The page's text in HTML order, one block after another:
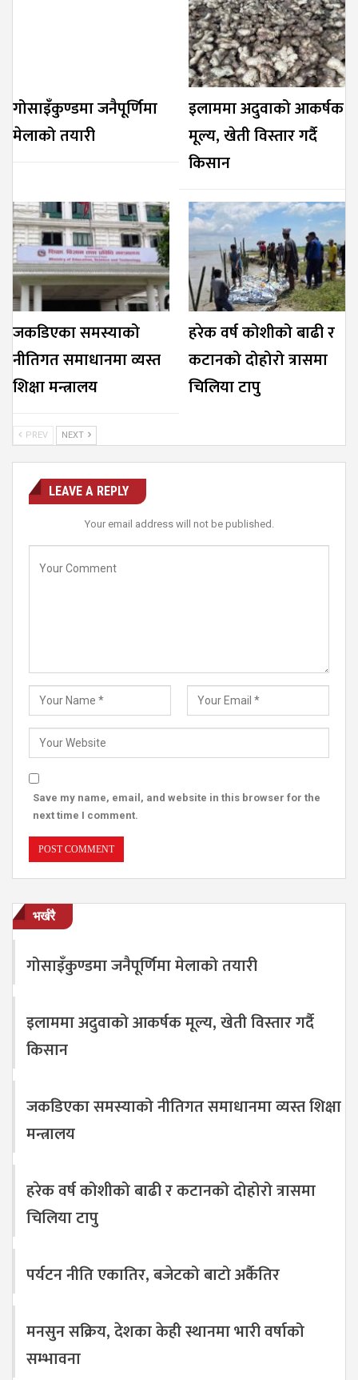
गोसाइँकुण्डमा जनैपूर्णिमा
मेलाको तयारी
इलाममा अदुवाको आकर्षक
मूल्य, खेती विस्तार गर्दै
किसान
जकडिएका समस्याको
नीतिगत समाधानमा व्यस्त
शिक्षा मन्त्रालय
हरेक वर्ष कोशीको बाढी र
कटानको दोहोरो त्रासमा
चिलिया टापु
PREV NEXT
LEAVE A REPLY
Your email address will not be published.
Save my name, email, and website in this browser for the
next time I comment.
भर्खरै
गोसाइँकुण्डमा जनैपूर्णिमा मेलाको तयारी
इलाममा अदुवाको आकर्षक मूल्य, खेती विस्तार गर्दै
किसान
जकडिएका समस्याको नीतिगत समाधानमा व्यस्त शिक्षा
मन्त्रालय
हरेक वर्ष कोशीको बाढी र कटानको दोहोरो त्रासमा
चिलिया टापु
पर्यटन नीति एकातिर, बजेटको बाटो अर्कैतिर
मनसुन सक्रिय, देशका केही स्थानमा भारी वर्षाको
सम्भावना